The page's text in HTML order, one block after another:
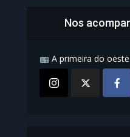
Nos
A primeira do